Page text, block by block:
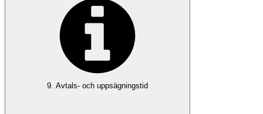
9. Avtals- och uppsägningstid